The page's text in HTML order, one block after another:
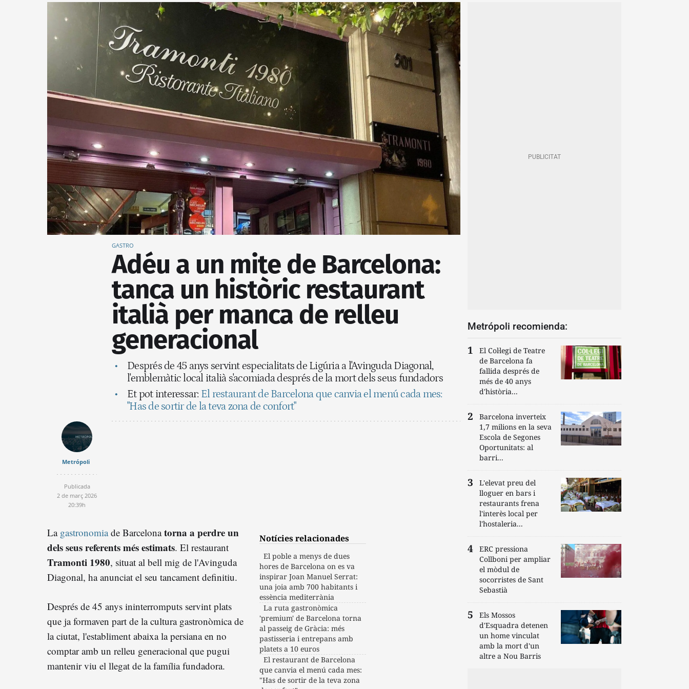
GASTRO
Adéu a un mite de Barcelona:
tanca un històric restaurant
italià per manca de relleu
generacional
Després de 45 anys servint especialitats de Ligúria a l'Avinguda Diagonal,
l'emblemàtic local italià s'acomiada després de la mort dels seus fundadors
Et pot interessar: El restaurant de Barcelona que canvia el menú cada mes:
"Has de sortir de la teva zona de confort"
Metrópoli
Publicada
2 de març 2026
20:39h
Notícies relacionades
El poble a menys de dues
hores de Barcelona on es va
inspirar Joan Manuel Serrat:
una joia amb 700 habitants i
essència mediterrània
La ruta gastronòmica
'premium' de Barcelona torna
al passeig de Gràcia: més
pastisseria i entrepans amb
platets a 10 euros
El restaurant de Barcelona
que canvia el menú cada mes:
"Has de sortir de la teva zona
La gastronomiade Barcelonatorna a perdre un
dels seus referents més estimats. El restaurant
Tramonti 1980, situat al bell mig de l'Avinguda
Diagonal, ha anunciat el seu tancament definitiu.
Després de 45 anys ininterromputs servint plats
que ja formaven part de la cultura gastronòmica de
la ciutat, l'establiment abaixa la persiana en no
comptar amb un relleu generacional que pugui
mantenir viu el llegat de la família fundadora.
Metrópoli recomienda:
El Col·legi de Teatre
de Barcelona fa
fallida després de
més de 40 anys
d'història...
Barcelona inverteix
1,7 milions en la seva
Escola de Segones
Oportunitats: al
barri...
L'elevat preu del
lloguer en bars i
restaurants frena
l'interès local per
l'hostaleria...
ERC pressiona
Collboni per ampliar
el mòdul de
socorristes de Sant
Sebastià
Els Mossos
d'Esquadra detenen
un home vinculat
amb la mort d'un
altre a Nou Barris